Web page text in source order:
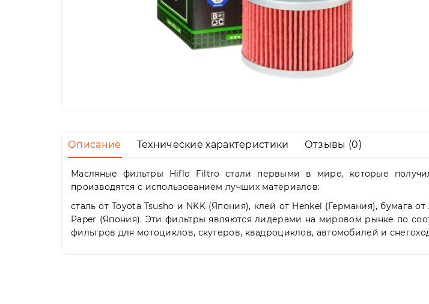
Описание Технические характеристики Отзывы (0)
Масляные фильтры Hiflo Filtro стали первыми в мире, которые
производятся с использованием лучших материалов:
сталь от Toyota Tsusho и NKK (Япония), клей от Henkel (Германия),
Paper (Япония). Эти фильтры являются лидерами на мировом рынке по
фильтров для мотоциклов, скутеров, квадроциклов, автомобилей и